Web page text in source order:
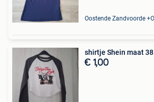
shirtje Shein maat 38
€ 1,00